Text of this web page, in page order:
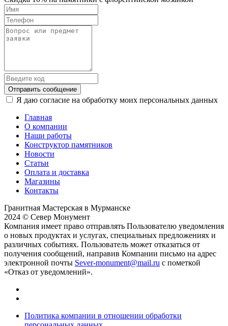
Отправить сообщение
Я даю согласие на обработку моих персональных данных
Главная
О компании
Наши работы
Конструктор памятников
Новости
Статьи
Оплата и доставка
Магазины
Контакты
Гранитная Мастерская в Мурманске
2024 © Север Монумент
Компания имеет право отправлять Пользователю уведомления
о новых продуктах и услугах, специальных предложениях и
различных событиях. Пользователь может отказаться от
получения сообщений, направив Компании письмо на адрес
электронной почты Sever-monument@mail.ru с пометкой
«Отказ от уведомлений».
Политика компании в отношении обработки